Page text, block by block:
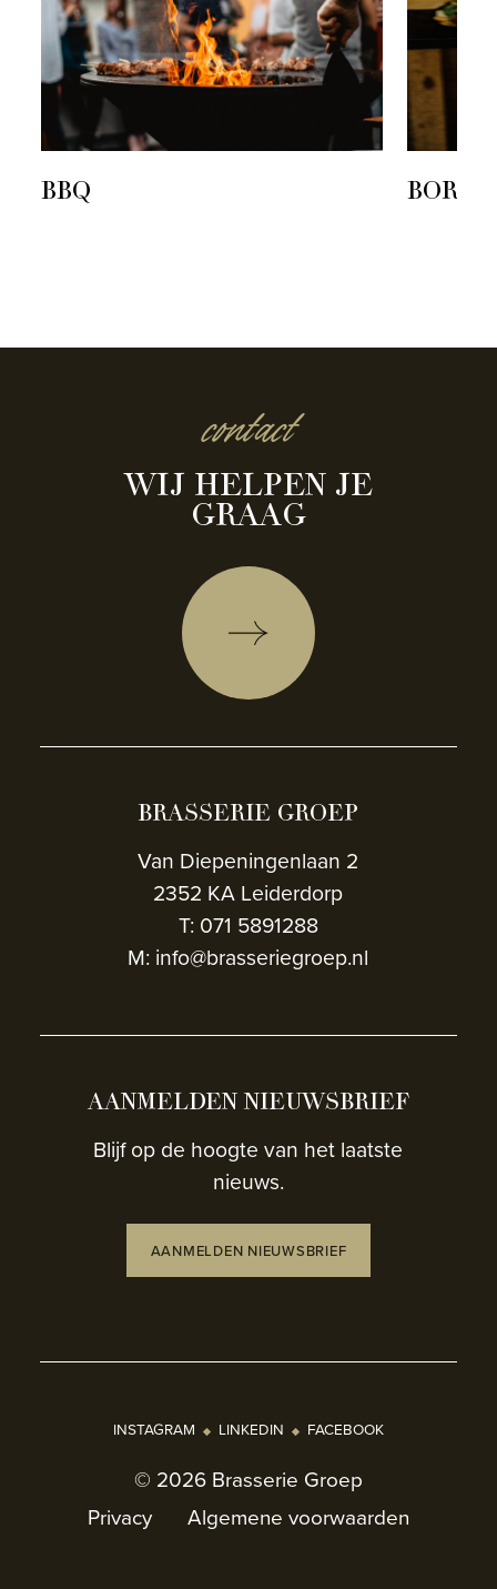
BBQ
contact
WIJ HELPEN JE
GRAAG
BRASSERIE GROEP
Van Diepeningenlaan 2
2352 KA Leiderdorp
T: 071 5891288
M: info@brasseriegroep.nl
AANMELDEN NIEUWSBRIEF
Blijf op de hoogte van het laatste
nieuws.
AANMELDEN NIEUWSBRIEF
INSTAGRAM LINKEDIN FACEBOOK
© 2026 Brasserie Groep
Privacy
Algemene voorwaarden